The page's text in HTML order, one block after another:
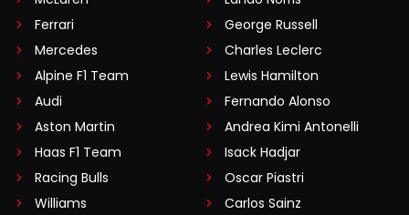
Ferrari
Mercedes
Alpine F1 Team
Audi
Aston Martin
Haas F1 Team
Racing Bulls
Williams
George Russell
Charles Leclerc
Lewis Hamilton
Fernando Alonso
Andrea Kimi Antonelli
Isack Hadjar
Oscar Piastri
Carlos Sainz